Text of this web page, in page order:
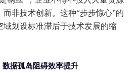
非技术创新。这种“步步惊心”的
域划设标准滞后于技术发展的缩
据孤岛阻碍效率提升